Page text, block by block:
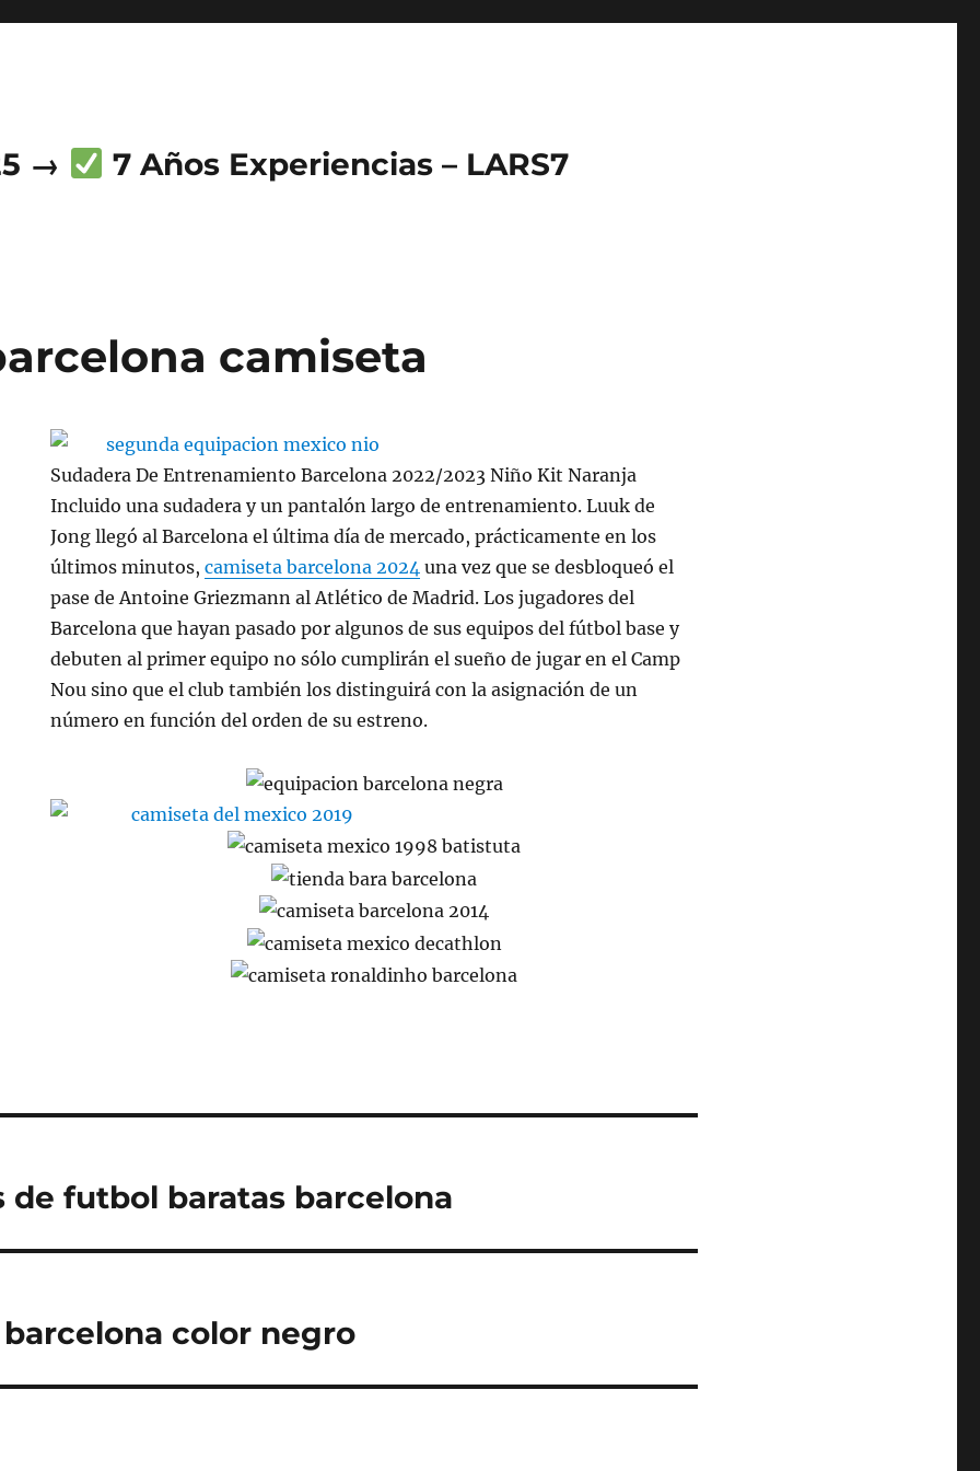
→ 7 Años Experiencias – LARS7
camiseta
Sudadera De Entrenamiento Barcelona 2022/2023 Niño Kit Naranja
Incluido una sudadera y un pantalón largo de entrenamiento. Luuk de
Jong llegó al Barcelona el última día de mercado, prácticamente en los
últimos minutos,camiseta barcelona 2024 una vez que se desbloqueó el
pase de Antoine Griezmann al Atlético de Madrid. Los jugadores del
Barcelona que hayan pasado por algunos de sus equipos del fútbol base y
debuten al primer equipo no sólo cumplirán el sueño de jugar en el Camp
Nou sino que el club también los distinguirá con la asignación de un
número en función del orden de su estreno.
de futbol baratas barcelona
color negro